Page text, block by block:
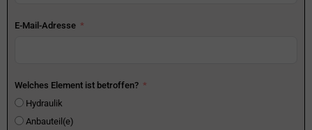
E-Mail-Adresse
Welches Element ist betroffen?
Hydraulik
Anbauteil(e)